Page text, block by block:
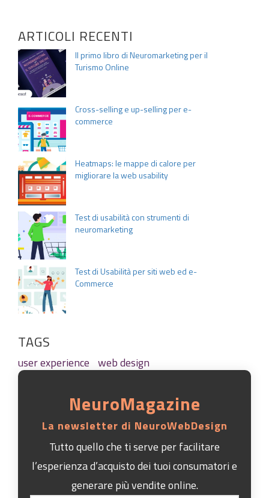
ARTICOLI RECENTI
Il primo libro di Neuromarketing per il
Turismo Online
Cross-selling e up-selling per e-
commerce
Heatmaps: le mappe di calore per
migliorare la web usability
Test di usabilità con strumenti di
neuromarketing
Test di Usabilità per siti web ed e-
Commerce
TAGS
user experience web design
NeuroMagazine
La newsletter di NeuroWebDesign
Tutto quello che ti serve per facilitare
l’esperienza d’acquisto dei tuoi consumatori e
generare più vendite online.